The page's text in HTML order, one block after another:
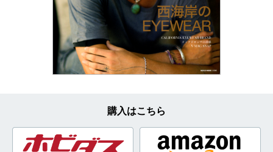
購入はこちら